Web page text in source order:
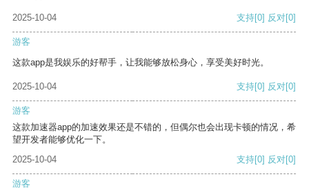
2025-10-04 支持[0] 反对[0]
游客
这款app是我娱乐的好帮手，让我能够放松身心，享受美好时光。
2025-10-04 支持[0] 反对[0]
游客
这款加速器app的加速效果还是不错的，但偶尔也会出现卡顿的情况，希
望开发者能够优化一下。
2025-10-04
支持[0] 反对[0]
游客